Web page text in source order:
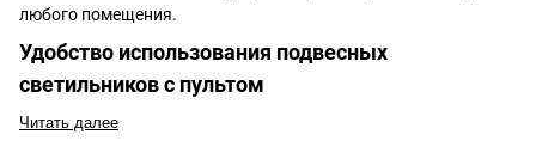
любого помещения.
Удобство использования подвесных
светильников с пультом
Читать далее